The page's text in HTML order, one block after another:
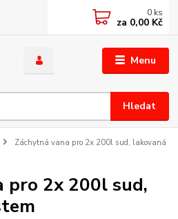
Menu
Hledat
0 ks
za 0,00 Kč
Záchytná vana pro 2x 200l sud, lakovaná
pro 2x 200l sud,